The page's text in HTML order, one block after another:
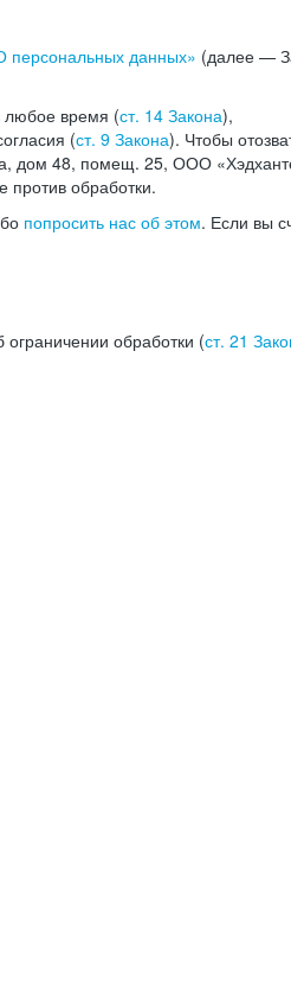
персональных данных» (далее —
любое время (ст. 14 Закона),
(ст. 9 Закона). Чтобы
дом 48, помещ. 25, ООО
против обработки.
попросить нас об этом. Если вы
обработки (ст. 21